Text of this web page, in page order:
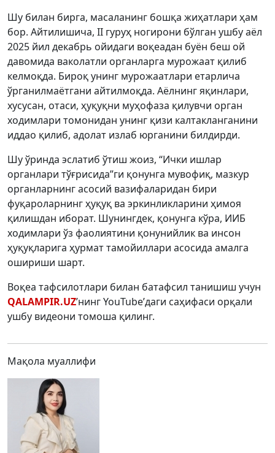
Шу билан бирга, масаланинг бошқа жиҳатлари ҳам
бор. Айтилишича, II гуруҳ ногирони бўлган ушбу аёл
2025 йил декабрь ойидаги воқеадан буён беш ой
давомида ваколатли органларга мурожаат қилиб
келмоқда. Бироқ унинг мурожаатлари етарлича
ўрганилмаётгани айтилмоқда. Аёлнинг яқинлари,
хусусан, отаси, ҳуқуқни муҳофаза қилувчи орган
ходимлари томонидан унинг қизи калтакланганини
иддао қилиб, адолат излаб юрганини билдирди.
Шу ўринда эслатиб ўтиш жоиз, “Ички ишлар
органлари тўғрисида”ги қонунга мувофиқ, мазкур
органларнинг асосий вазифаларидан бири
фуқароларнинг ҳуқуқ ва эркинликларини ҳимоя
қилишдан иборат. Шунингдек, қонунга кўра, ИИБ
ходимлари ўз фаолиятини қонунийлик ва инсон
ҳуқуқларига ҳурмат тамойиллари асосида амалга
ошириши шарт.
Воқеа тафсилотлари билан батафсил танишиш учун
QALAMPIR.UZ’нинг YouTube’даги саҳифаси орқали
ушбу видеони томоша қилинг.
Мақола муаллифи